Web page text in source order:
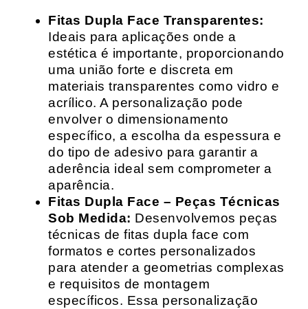
Fitas Dupla Face Transparentes:
Ideais para aplicações onde a
estética é importante, proporcionando
uma união forte e discreta em
materiais transparentes como vidro e
acrílico. A personalização pode
envolver o dimensionamento
específico, a escolha da espessura e
do tipo de adesivo para garantir a
aderência ideal sem comprometer a
aparência.
Fitas Dupla Face – Peças Técnicas
Sob Medida: Desenvolvemos peças
técnicas de fitas dupla face com
formatos e cortes personalizados
para atender a geometrias complexas
e requisitos de montagem
específicos. Essa personalização